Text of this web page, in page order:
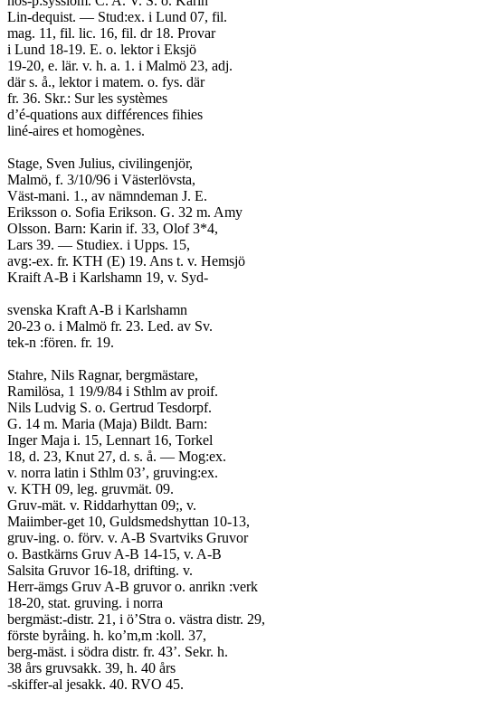
Lin-dequist. — Stud:ex. i Lund 07, fil.
mag. 11, fil. lic. 16, fil. dr 18. Provar
i Lund 18-19. E. o. lektor i Eksjö
19-20, e. lär. v. h. a. 1. i Malmö 23, adj.
där s. å., lektor i matem. o. fys. där
fr. 36. Skr.: Sur les systèmes
d’é-quations aux différences fihies
liné-aires et homogènes.
Stage, Sven Julius, civilingenjör,
Malmö, f. 3/10/96 i Västerlövsta,
Väst-mani. 1., av nämndeman J. E.
Eriksson o. Sofia Erikson. G. 32 m. Amy
Olsson. Barn: Karin if. 33, Olof 3*4,
Lars 39. — Studiex. i Upps. 15,
avg:-ex. fr. KTH (E) 19. Ans t. v. Hemsjö
Kraift A-B i Karlshamn 19, v. Syd-
svenska Kraft A-B i Karlshamn
20-23 o. i Malmö fr. 23. Led. av Sv.
tek-n :fören. fr. 19.
Stahre, Nils Ragnar, bergmästare,
Ramilösa, 1 19/9/84 i Sthlm av proif.
Nils Ludvig S. o. Gertrud Tesdorpf.
G. 14 m. Maria (Maja) Bildt. Barn:
Inger Maja i. 15, Lennart 16, Torkel
18, d. 23, Knut 27, d. s. å. — Mog:ex.
v. norra latin i Sthlm 03’, gruving:ex.
v. KTH 09, leg. gruvmät. 09.
Gruv-mät. v. Riddarhyttan 09;, v.
Maiimber-get 10, Guldsmedshyttan 10-13,
gruv-ing. o. förv. v. A-B Svartviks Gruvor
o. Bastkärns Gruv A-B 14-15, v. A-B
Salsita Gruvor 16-18, drifting. v.
Herr-ämgs Gruv A-B gruvor o. anrikn :verk
18-20, stat. gruving. i norra
bergmäst:-distr. 21, i ö’Stra o. västra distr. 29,
förste byråing. h. ko’m,m :koll. 37,
berg-mäst. i södra distr. fr. 43’. Sekr. h.
38 års gruvsakk. 39, h. 40 års
-skiffer-al jesakk. 40. RVO 45.